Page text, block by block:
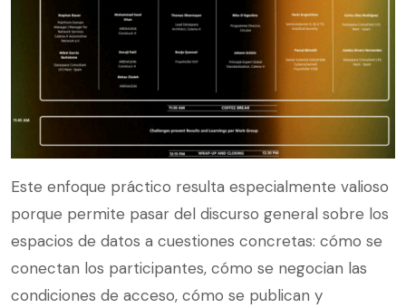
Este enfoque práctico resulta especialmente valioso
porque permite pasar del discurso general sobre los
espacios de datos a cuestiones concretas: cómo se
conectan los participantes, cómo se negocian las
condiciones de acceso, cómo se publican y